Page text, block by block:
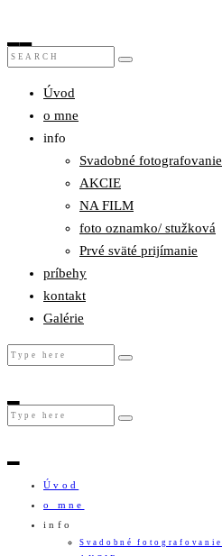
Úvod
o mne
info
Svadobné fotografovanie
AKCIE
NA FILM
foto oznamko/ stužková
Prvé sväté prijímanie
príbehy
kontakt
Galérie
Úvod
o mne
info
Svadobné fotografovanie